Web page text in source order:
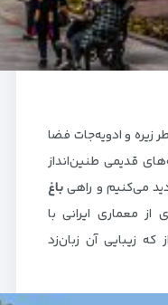
زیره و ادویه‌جات فضا
قدیمی طنین‌انداز
می‌کنیم و راهیباغ
معماری ایرانی با
که زیبایی آن زبان‌زد